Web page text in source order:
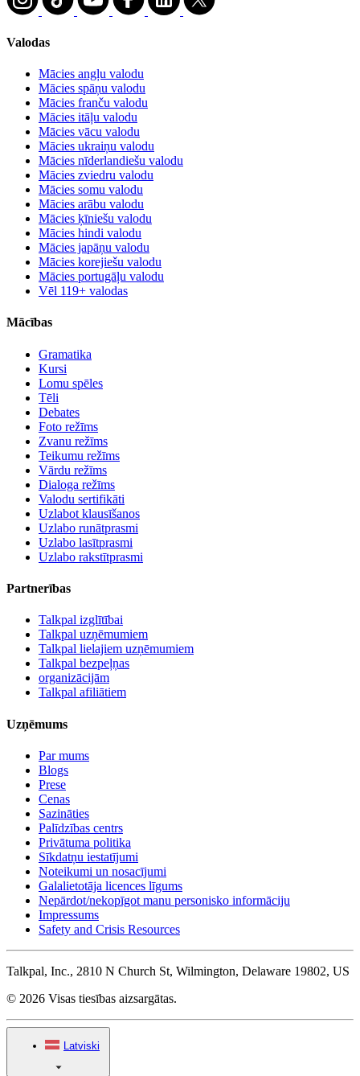
Valodas
Mācies angļu valodu
Mācies spāņu valodu
Mācies franču valodu
Mācies itāļu valodu
Mācies vācu valodu
Mācies ukraiņu valodu
Mācies nīderlandiešu valodu
Mācies zviedru valodu
Mācies somu valodu
Mācies arābu valodu
Mācies ķīniešu valodu
Mācies hindi valodu
Mācies japāņu valodu
Mācies korejiešu valodu
Mācies portugāļu valodu
Vēl 119+ valodas
Mācības
Gramatika
Kursi
Lomu spēles
Tēli
Debates
Foto režīms
Zvanu režīms
Teikumu režīms
Vārdu režīms
Dialoga režīms
Valodu sertifikāti
Uzlabot klausīšanos
Uzlabo runātprasmi
Uzlabo lasītprasmi
Uzlabo rakstītprasmi
Partnerības
Talkpal izglītībai
Talkpal uzņēmumiem
Talkpal lielajiem uzņēmumiem
Talkpal bezpeļņas
organizācijām
Talkpal afiliātiem
Uzņēmums
Par mums
Blogs
Prese
Cenas
Sazināties
Palīdzības centrs
Privātuma politika
Sīkdatņu iestatījumi
Noteikumi un nosacījumi
Galalietotāja licences līgums
Nepārdot/nekopīgot manu personisko informāciju
Impressums
Safety and Crisis Resources
Talkpal, Inc., 2810 N Church St, Wilmington, Delaware 19802, US
© 2026 Visas tiesības aizsargātas.
Latviski